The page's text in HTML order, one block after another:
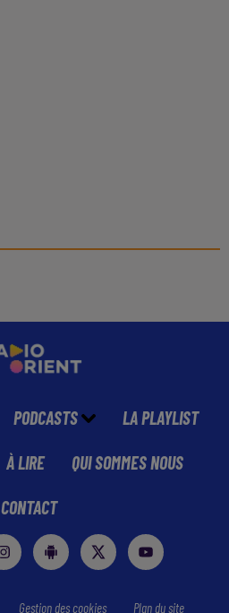
PODCASTS LA PLAYLIST
À LIRE QUI SOMMES NOUS
CONTACT
Gestion des cookies Plan du site